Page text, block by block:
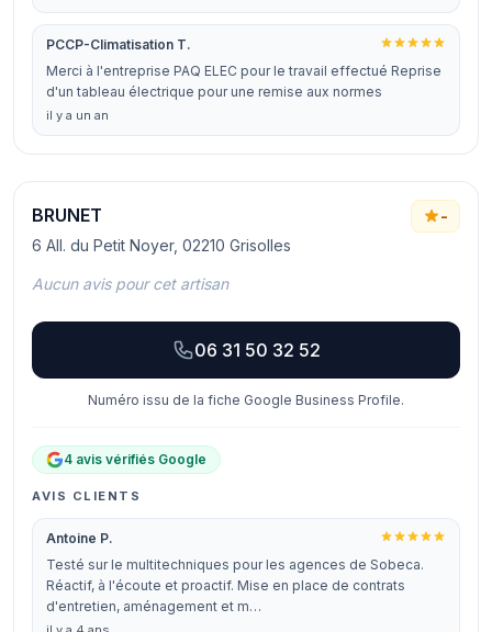
PCCP-Climatisation T.
Merci à l'entreprise PAQ ELEC pour le travail effectué Reprise
d'un tableau électrique pour une remise aux normes
il y a un an
BRUNET
6 All. du Petit Noyer, 02210 Grisolles
-
Aucun avis pour cet artisan
06 31 50 32 52
Numéro issu de la fiche Google Business Profile.
4 avis vérifiés Google
AVIS CLIENTS
Antoine P.
Testé sur le multitechniques pour les agences de Sobeca.
Réactif, à l'écoute et proactif. Mise en place de contrats
d'entretien, aménagement et m…